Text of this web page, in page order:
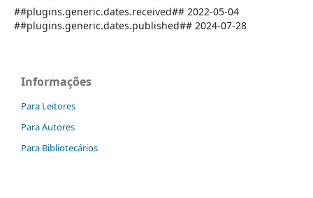
##plugins.generic.dates.received## 2022-05-04
##plugins.generic.dates.published## 2024-07-28
Informações
Para Leitores
Para Autores
Para Bibliotecários